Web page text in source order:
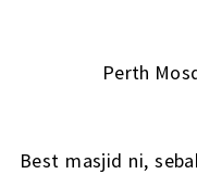
Perth
Best masjid ni,